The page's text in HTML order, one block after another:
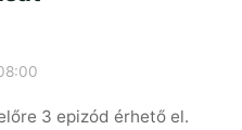
3 epizód érhető el.